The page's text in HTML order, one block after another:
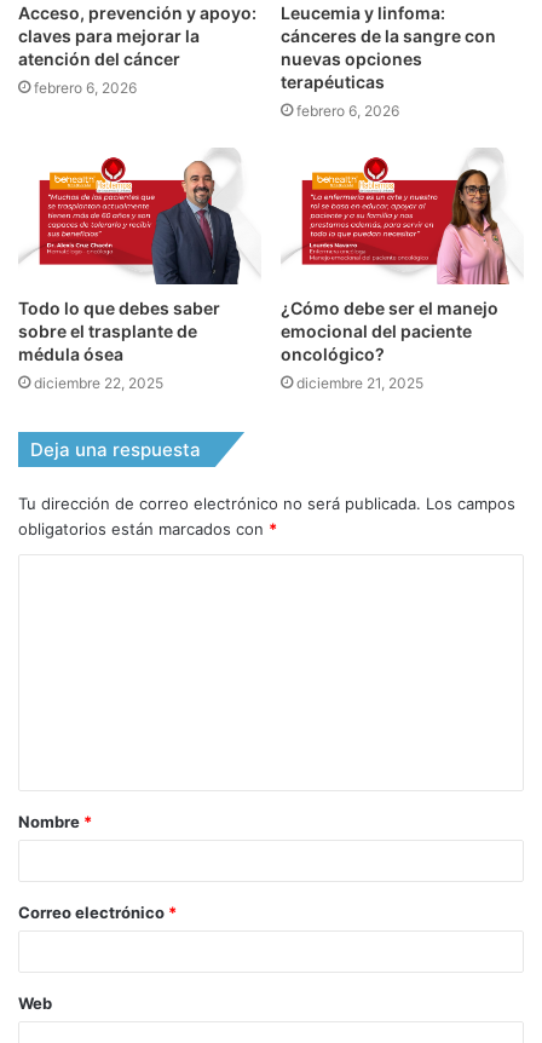
Acceso, prevención y apoyo:
claves para mejorar la
atención del cáncer
febrero 6, 2026
Leucemia y linfoma:
cánceres de la sangre con
nuevas opciones
terapéuticas
febrero 6, 2026
Todo lo que debes saber
sobre el trasplante de
médula ósea
diciembre 22, 2025
¿Cómo debe ser el manejo
emocional del paciente
oncológico?
diciembre 21, 2025
Deja una respuesta
Tu dirección de correo electrónico no será publicada. Los campos
obligatorios están marcados con *
a
r
*
Nombre *
Correo electrónico *
Web